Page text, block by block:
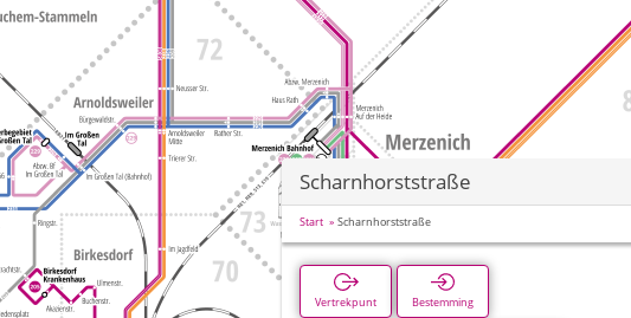
Scharnhorststraße
Start Scharnhorststraße
Vertrekpunt Bestemming